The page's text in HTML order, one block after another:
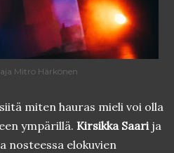
Mitro Härkönen
miten hauras mieli voi olla
ympärillä. Kirsikka Saarija
nosteessa elokuvien